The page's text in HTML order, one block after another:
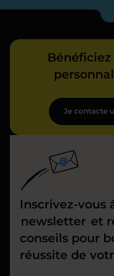
Je contacte
Inscrivez-vous
newsletter et
conseils pour
réussite de